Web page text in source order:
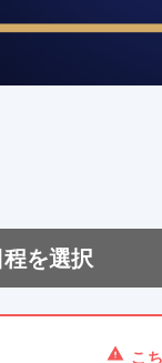
を選択
こ